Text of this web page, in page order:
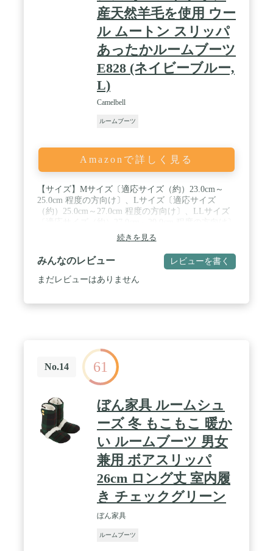
産天然羊毛を使用 ウー
ル ムートン スリッパ
あったかルームブーツ
E828 (ネイビーブルー,
L)
Camelbell
ルームブーツ
Amazonで詳しく見る
【サイズ】Mサイズ〔適応サイズ（約）23.0cm～
25.0cm 程度の方向け〕、Lサイズ〔適応サイズ
（約）25.0cm～27.0cm 程度の方向け〕、LLサイズ
の3種類がございます。 ※天然羊毛の毛の密度が高
いため、履き始めは少しきつく感じられますが、一
週間程度ご使用いただくうちに足に馴染んでフィッ
トしてまいります。 / 【内容量】1足入り、 【素
材】表地：スエード調（ポリエステル）、中底・履
ューズです。デザインはお洒落な欧風ブーツタイ
プ。裏底部分には2点の滑り止め付きです。暖かい
のはもちろんのこと、とっても履きやすい天然羊毛
スリッパです。 / 履き口の部分には25mmもの毛足
のある天然羊毛を贅沢に使用。また、中底部分には
12mm毛足の羊毛を敷いており、厚みのある天然羊
毛に包まれて、足元はいつでもモコモコ暖かです。
ご自宅でのご利用はもちろん、足元の冷えがちなオ
フィスや事務所など職場でのご利用にも大変お薦め
です。 / ウォッシャブル加工をしているので、ご家
庭でも簡単に手洗いができ、いつでも清潔・衛生的
です。ご自宅用はもちろん、プレゼントや贈答用に
続きを見る
みんなのレビュー レビューを書く
まだレビューはありません
No.14 61
ぼん家具 ルームシュ
ーズ 冬 もこもこ 暖か
い ルームブーツ 男女
兼用 ボアスリッパ
26cm ロング丈 室内履
き チェックグリーン
ぼん家具
ルームブーツ